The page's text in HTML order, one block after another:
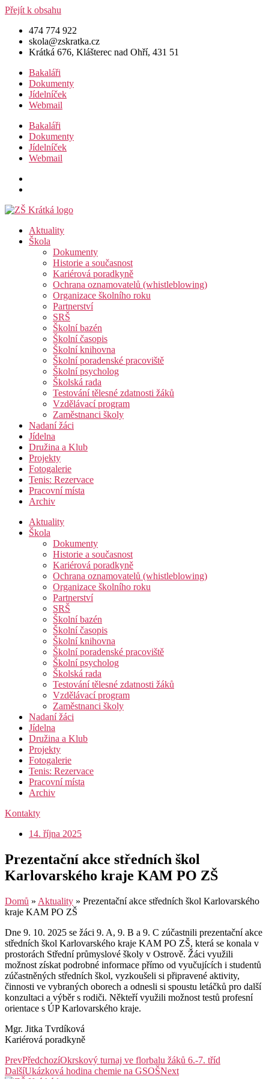
Přejít k obsahu
474 774 922
skola@zskratka.cz
Krátká 676, Klášterec nad Ohří, 431 51
Bakaláři
Dokumenty
Jídelníček
Webmail
Bakaláři
Dokumenty
Jídelníček
Webmail
Aktuality
Škola
Dokumenty
Historie a současnost
Kariérová poradkyně
Ochrana oznamovatelů (whistleblowing)
Organizace školního roku
Partnerství
SRŠ
Školní bazén
Školní časopis
Školní knihovna
Školní poradenské pracoviště
Školní psycholog
Školská rada
Testování tělesné zdatnosti žáků
Vzdělávací program
Zaměstnanci školy
Nadaní žáci
Jídelna
Družina a Klub
Projekty
Fotogalerie
Tenis: Rezervace
Pracovní místa
Archiv
Aktuality
Škola
Dokumenty
Historie a současnost
Kariérová poradkyně
Ochrana oznamovatelů (whistleblowing)
Organizace školního roku
Partnerství
SRŠ
Školní bazén
Školní časopis
Školní knihovna
Školní poradenské pracoviště
Školní psycholog
Školská rada
Testování tělesné zdatnosti žáků
Vzdělávací program
Zaměstnanci školy
Nadaní žáci
Jídelna
Družina a Klub
Projekty
Fotogalerie
Tenis: Rezervace
Pracovní místa
Archiv
Kontakty
14. října 2025
Prezentační akce středních škol
Karlovarského kraje KAM PO ZŠ
Domů » Aktuality » Prezentační akce středních škol Karlovarského
kraje KAM PO ZŠ
Dne 9. 10. 2025 se žáci 9. A, 9. B a 9. C zúčastnili prezentační akce
středních škol Karlovarského kraje KAM PO ZŠ, která se konala v
prostorách Střední průmyslové školy v Ostrově. Žáci využili
možnost získat podrobné informace přímo od vyučujících i studentů
zúčastněných středních škol, vyzkoušeli si připravené aktivity,
činnosti ve vybraných oborech a odnesli si spoustu letáčků pro další
konzultaci a výběr s rodiči. Někteří využili možnost testů profesní
orientace s ÚP Karlovarského kraje.
Mgr. Jitka Tvrdíková
Kariérová poradkyně
PrevPředchozíOkrskový turnaj ve florbalu žáků 6.-7. tříd
DalšíUkázková hodina chemie na GSOŠNext